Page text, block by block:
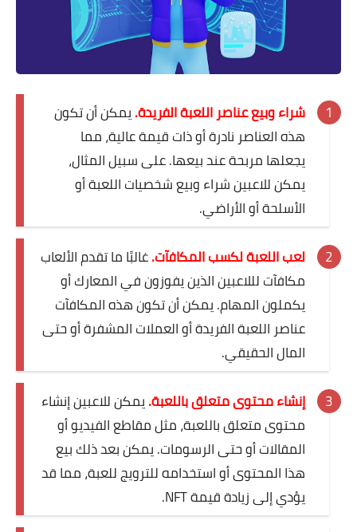
شراء وبيع عناصر اللعبة الفريدة.يمكن أن تكون
هذه العناصر نادرة أو ذات قيمة عالية، مما
يجعلها مربحة عند بيعها. على سبيل المثال،
يمكن للاعبين شراء وبيع شخصيات اللعبة أو
الأسلحة أو الأراضي.
لعب اللعبة لكسب المكافآت.غالبًا ما تقدم الألعاب
مكافآت لللاعبين الذين يفوزون في المعارك أو
يكملون المهام. يمكن أن تكون هذه المكافآت
عناصر اللعبة الفريدة أو العملات المشفرة أو حتى
المال الحقيقي.
إنشاء محتوى متعلق باللعبة.يمكن للاعبين إنشاء
محتوى متعلق باللعبة، مثل مقاطع الفيديو أو
المقالات أو حتى الرسومات. يمكن بعد ذلك بيع
هذا المحتوى أو استخدامه للترويج للعبة، مما قد
يؤدي إلى زيادة قيمة NFT.